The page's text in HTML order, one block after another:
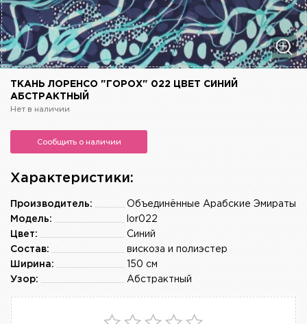
ТКАНЬ ЛОРЕНСО "ГОРОХ" 022 ЦВЕТ СИНИЙ
АБСТРАКТНЫЙ
Нет в наличии
Сообщить о наличии
Характеристики:
Объединённые Арабские Эмираты
Производитель:
lor022
Модель:
Синий
Цвет:
вискоза и полиэстер
Состав:
150 см
Ширина:
Абстрактный
Узор: